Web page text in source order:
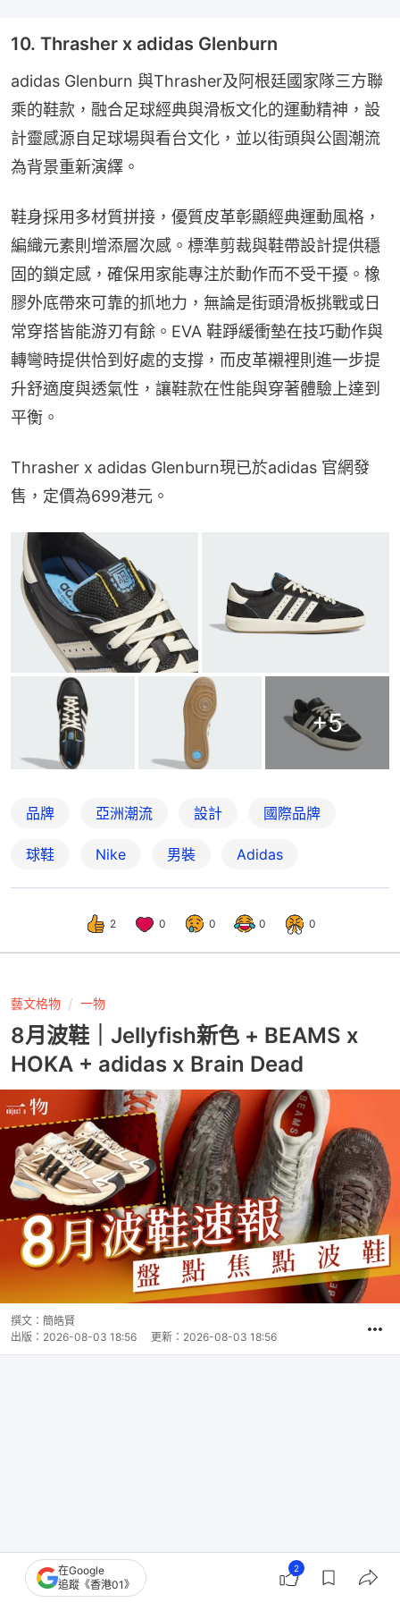
10. Thrasher x adidas Glenburn
adidas Glenburn 與Thrasher及阿根廷國家隊三方聯
乘的鞋款，融合足球經典與滑板文化的運動精神，設
計靈感源自足球場與看台文化，並以街頭與公園潮流
為背景重新演繹。
鞋身採用多材質拼接，優質皮革彰顯經典運動風格，
編織元素則增添層次感。標準剪裁與鞋帶設計提供穩
固的鎖定感，確保用家能專注於動作而不受干擾。橡
膠外底帶來可靠的抓地力，無論是街頭滑板挑戰或日
常穿搭皆能游刃有餘。EVA 鞋踭緩衝墊在技巧動作與
轉彎時提供恰到好處的支撐，而皮革襯裡則進一步提
升舒適度與透氣性，讓鞋款在性能與穿著體驗上達到
平衡。
Thrasher x adidas Glenburn現已於adidas 官網發
售，定價為699港元。
+5
品牌 亞洲潮流 設計 國際品牌
球鞋 Nike 男裝 Adidas
2 0 0 0 0
藝文格物 一物
8月波鞋｜Jellyfish新色 + BEAMS x
HOKA + adidas x Brain Dead
撰文： 簡皓賢
出版： 2026-08-03 18:56 更新： 2026-08-03 18:56
在Google
追蹤《香港01》
2